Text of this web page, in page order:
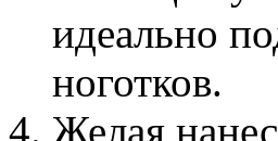
идеально
ноготков.
Желая